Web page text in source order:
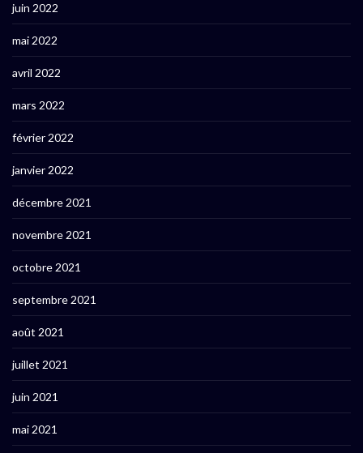
juin 2022
mai 2022
avril 2022
mars 2022
février 2022
janvier 2022
décembre 2021
novembre 2021
octobre 2021
septembre 2021
août 2021
juillet 2021
juin 2021
mai 2021